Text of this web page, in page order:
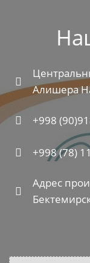
Алишера
+998
+998 (78)
Адрес